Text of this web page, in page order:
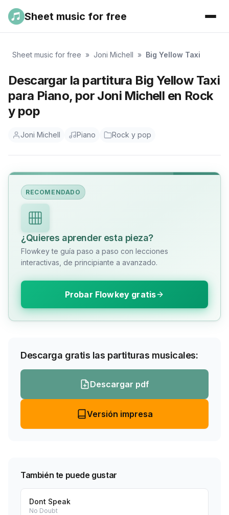
Sheet music for free
Sheet music for free » Joni Michell » Big Yellow Taxi
Descargar la partitura Big Yellow Taxi
para Piano, por Joni Michell en Rock
y pop
Joni Michell Piano Rock y pop
RECOMENDADO
¿Quieres aprender esta pieza?
Flowkey te guía paso a paso con lecciones
interactivas, de principiante a avanzado.
Probar Flowkey gratis
Descarga gratis las partituras musicales:
Descargar pdf
Versión impresa
También te puede gustar
Dont Speak
No Doubt